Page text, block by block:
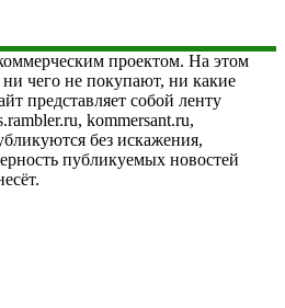
проектом. На этом
чего не покупают, ни какие
представляет собой ленту
kommersant.ru,
без искажения,
публикуемых новостей